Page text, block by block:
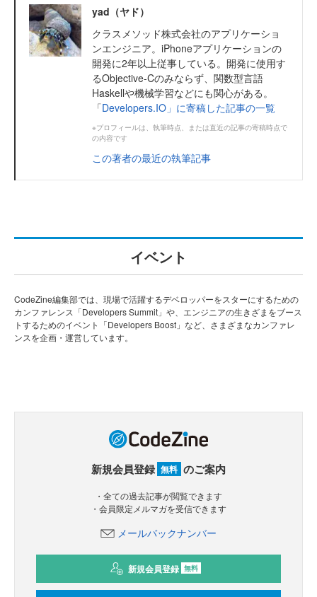
yad（ヤド）
クラスメソッド株式会社のアプリケーショ
ンエンジニア。iPhoneアプリケーションの
開発に2年以上従事している。開発に使用す
るObjective-Cのみならず、関数型言語
Haskellや機械学習などにも関心がある。
「Developers.IO」に寄稿した記事の一覧
※プロフィールは、執筆時点、または直近の記事の寄稿時点で
の内容です
この著者の最近の執筆記事
イベント
CodeZine編集部では、現場で活躍するデベロッパーをスターにするための
カンファレンス「Developers Summit」や、エンジニアの生きざまをブース
トするためのイベント「Developers Boost」など、さまざまなカンファレ
ンスを企画・運営しています。